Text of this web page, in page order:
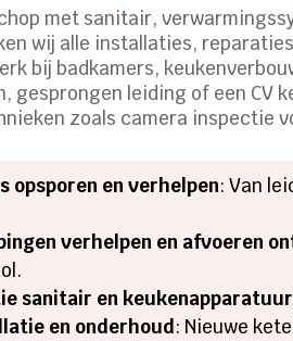
met sanitair,
wij alle installaties,
bij badkamers,
gesprongen leiding of een CV
zoals camera inspectie
opsporen en verhelpen: Van
verhelpen en afvoeren
sanitair en keukenapparatuur
en onderhoud: Nieuwe